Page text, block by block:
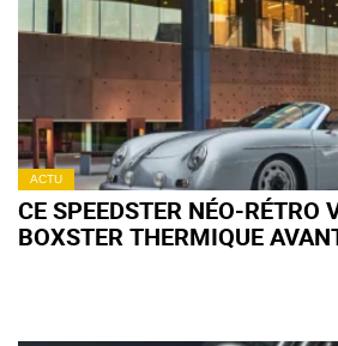
ACTU
CE SPEEDSTER NÉO-RÉTRO
BOXSTER THERMIQUE